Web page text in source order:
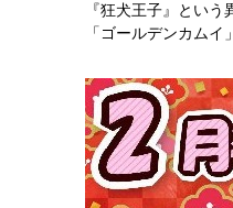
『狂犬王子』とい
「ゴールデンカム